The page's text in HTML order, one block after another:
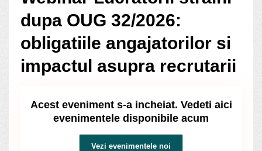
dupa OUG 32/2026:
obligatiile angajatorilor si
impactul asupra recrutarii
Acest eveniment s-a incheiat. Vedeti aici
evenimentele disponibile acum
Vezi evenimentele noi